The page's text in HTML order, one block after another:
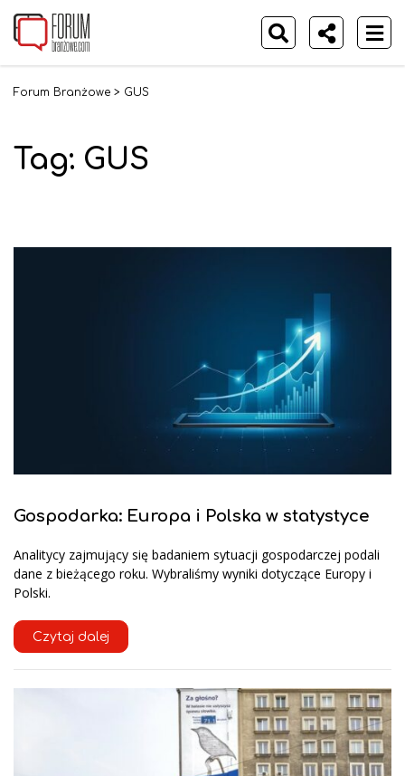
Forum Branżowe > GUS
Tag: GUS
Gospodarka: Europa i Polska w statystyce
Analitycy zajmujący się badaniem sytuacji gospodarczej podali
dane z bieżącego roku. Wybraliśmy wyniki dotyczące Europy i
Polski.
Czytaj dalej